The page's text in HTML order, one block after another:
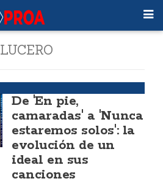
LUCERO
De 'En pie,
camaradas' a 'Nunca
estaremos solos': la
evolución de un
ideal en sus
canciones